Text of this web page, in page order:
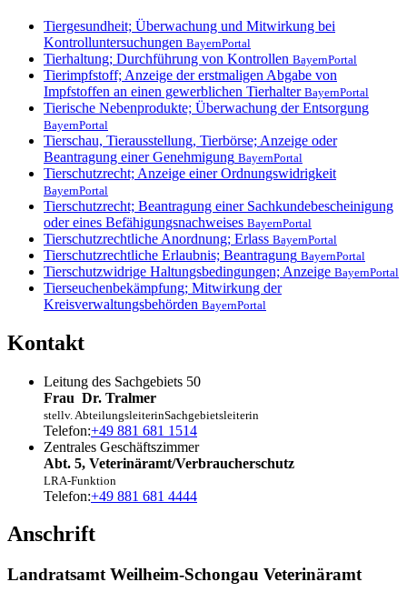
Tiergesundheit; Überwachung und Mitwirkung bei
Kontrolluntersuchungen BayernPortal
Tierhaltung; Durchführung von Kontrollen BayernPortal
Tierimpfstoff; Anzeige der erstmaligen Abgabe von
Impfstoffen an einen gewerblichen Tierhalter BayernPortal
Tierische Nebenprodukte; Überwachung der Entsorgung
BayernPortal
Tierschau, Tierausstellung, Tierbörse; Anzeige oder
Beantragung einer Genehmigung BayernPortal
Tierschutzrecht; Anzeige einer Ordnungswidrigkeit
BayernPortal
Tierschutzrecht; Beantragung einer Sachkundebescheinigung
oder eines Befähigungsnachweises BayernPortal
Tierschutzrechtliche Anordnung; Erlass BayernPortal
Tierschutzrechtliche Erlaubnis; Beantragung BayernPortal
Tierschutzwidrige Haltungsbedingungen; Anzeige BayernPortal
Tierseuchenbekämpfung; Mitwirkung der
Kreisverwaltungsbehörden BayernPortal
Kontakt
Leitung des Sachgebiets 50
Frau Dr. Tralmer
stellv. AbteilungsleiterinSachgebietsleiterin
Telefon:+49 881 681 1514
Zentrales Geschäftszimmer
Abt. 5, Veterinäramt/Verbraucherschutz
LRA-Funktion
Telefon:+49 881 681 4444
Anschrift
Landratsamt Weilheim-Schongau Veterinäramt